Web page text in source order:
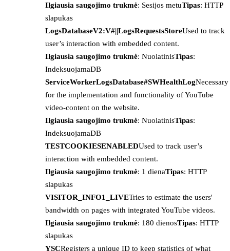
Ilgiausia saugojimo trukmė: Sesijos metuTipas: HTTP
slapukas
LogsDatabaseV2:V#||LogsRequestsStoreUsed to track
user’s interaction with embedded content.
Ilgiausia saugojimo trukmė: NuolatinisTipas:
IndeksuojamaDB
ServiceWorkerLogsDatabase#SWHealthLogNecessary
for the implementation and functionality of YouTube
video-content on the website.
Ilgiausia saugojimo trukmė: NuolatinisTipas:
IndeksuojamaDB
TESTCOOKIESENABLEDUsed to track user’s
interaction with embedded content.
Ilgiausia saugojimo trukmė: 1 dienaTipas: HTTP
slapukas
VISITOR_INFO1_LIVETries to estimate the users'
bandwidth on pages with integrated YouTube videos.
Ilgiausia saugojimo trukmė: 180 dienosTipas: HTTP
slapukas
YSCRegisters a unique ID to keep statistics of what